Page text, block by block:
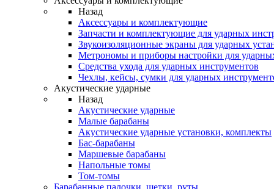
Назад
Аксессуары и комплектующие
Запчасти и комплектующие для ударных
Звукоизоляционные экраны для ударных
Метрономы и приборы настройки для
Средства ухода для ударных инструментов
Чехлы, кейсы, сумки для ударных
Акустические ударные
Назад
Акустические ударные
Mалые барабаны
Акустические ударные установки, комплекты
Бас-барабаны
Маршевые барабаны
Напольные томы
Том-томы
Барабанные палочки, щетки, руты